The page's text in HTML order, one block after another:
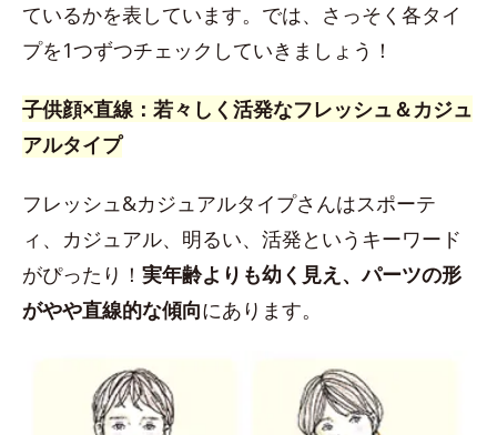
ているかを表しています。では、さっそく各タイ
プを1つずつチェックしていきましょう！
子供顔×直線：若々しく活発なフレッシュ＆カジュ
アルタイプ
フレッシュ&カジュアルタイプさんはスポーテ
ィ、カジュアル、明るい、活発というキーワード
がぴったり！ 実年齢よりも幼く見え、パーツの形
がやや直線的な傾向にあります。